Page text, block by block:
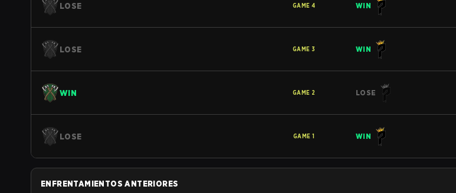
LOSE GAME 4 WIN
LOSE GAME 3 WIN
WIN GAME 2 LOSE
LOSE GAME 1 WIN
ENFRENTAMIENTOS ANTERIORES